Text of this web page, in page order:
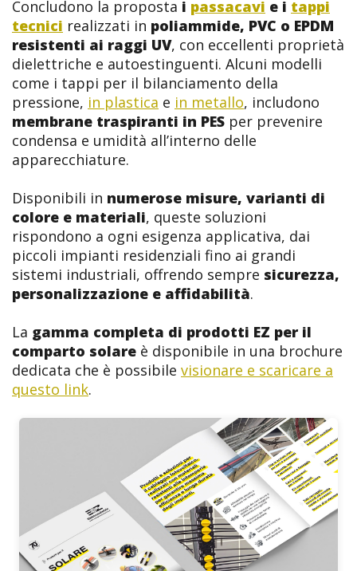
Concludono la proposta i passacavi e i tappi
tecnici realizzati in poliammide, PVC o EPDM
resistenti ai raggi UV, con eccellenti proprietà
dielettriche e autoestinguenti. Alcuni modelli
come i tappi per il bilanciamento della
pressione, in plastica e in metallo, includono
membrane traspiranti in PES per prevenire
condensa e umidità all’interno delle
apparecchiature.
Disponibili in numerose misure, varianti di
colore e materiali, queste soluzioni
rispondono a ogni esigenza applicativa, dai
piccoli impianti residenziali fino ai grandi
sistemi industriali, offrendo sempre sicurezza,
personalizzazione e affidabilità.
La gamma completa di prodotti EZ per il
comparto solare è disponibile in una brochure
dedicata che è possibile visionare e scaricare a
questo link.